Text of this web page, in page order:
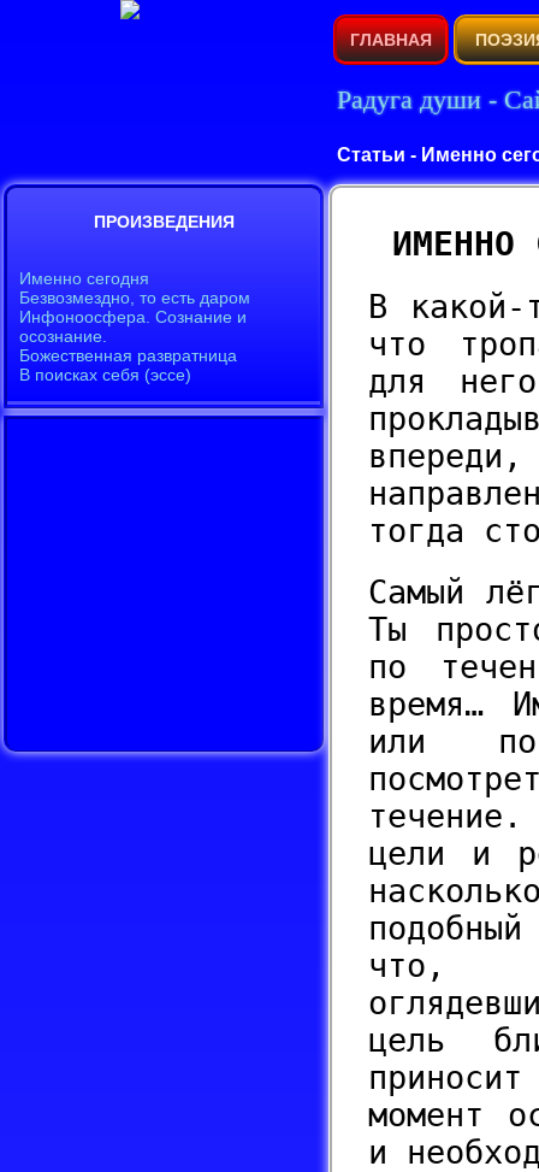
ГЛАВНАЯ
Радуга души -
Статьи - Именно
ИМЕННО
В какой-
что
для
тогда
Самый
Ты
по
время…
или
цели и
что,
цель
момент
и